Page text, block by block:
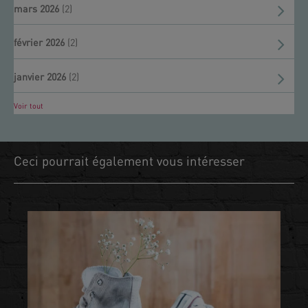
mars 2026 (2)
février 2026 (2)
janvier 2026 (2)
Voir tout
Ceci pourrait également vous intéresser